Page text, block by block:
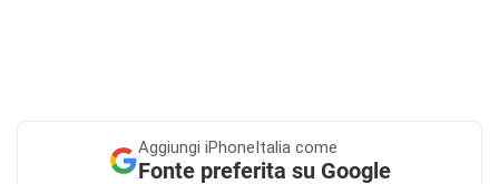
Aggiungi iPhoneItalia come
Fonte preferita su Google